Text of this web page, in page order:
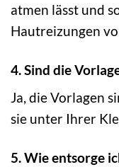
atmen lässt und
Hautreizungen
4. Sind die
Ja, die Vorlagen
sie unter Ihrer
5. Wie entsorge